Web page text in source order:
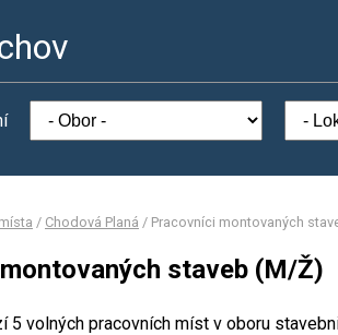
/ Chodová Planá / Pracovníci montovaných
staveb (M/Ž)
5 volných pracovních míst v oboru